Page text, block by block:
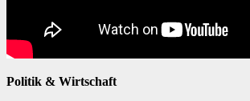
Politik & Wirtschaft